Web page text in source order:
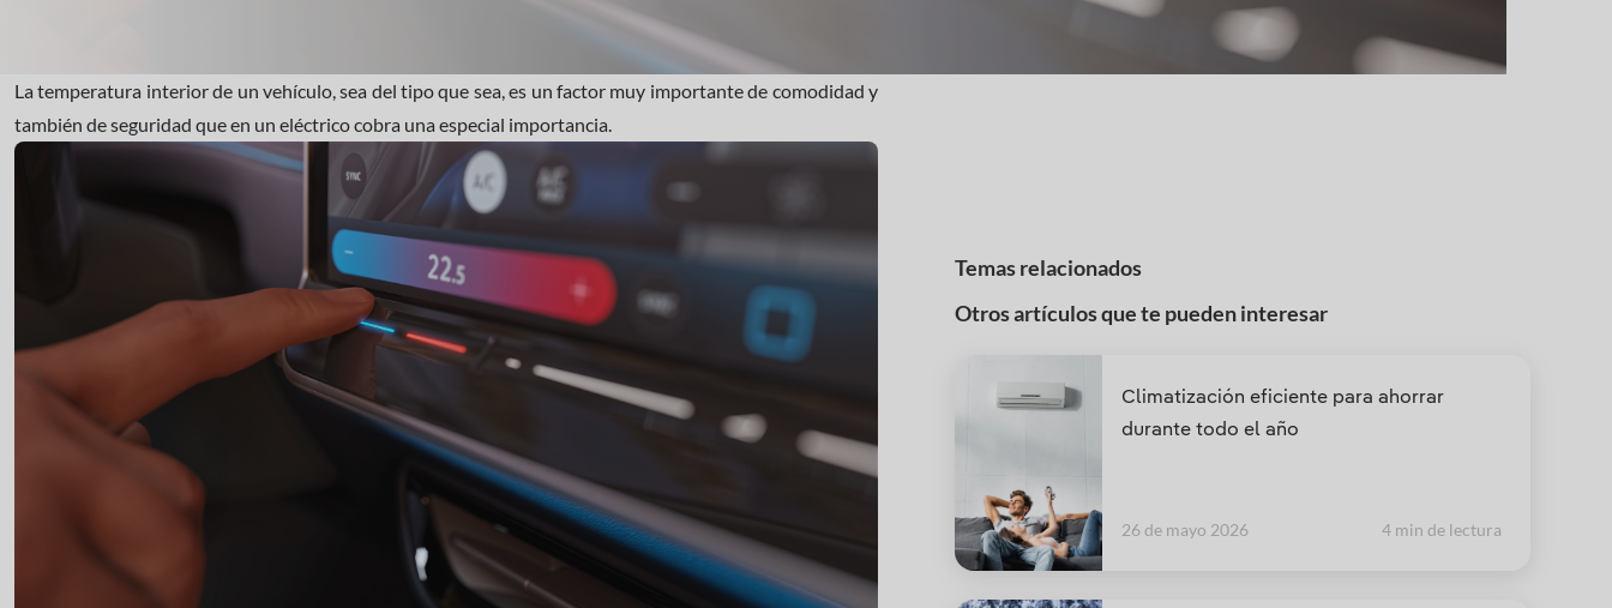
La temperatura interior de un vehículo, sea del tipo que sea, es un factor muy importante de comodidad y
también de seguridad que en un eléctrico cobra una especial importancia.
Temas relacionados
Otros artículos que te pueden interesar
Climatización eficiente para ahorrar
durante todo el año
26 de mayo 2026 4 min de lectura